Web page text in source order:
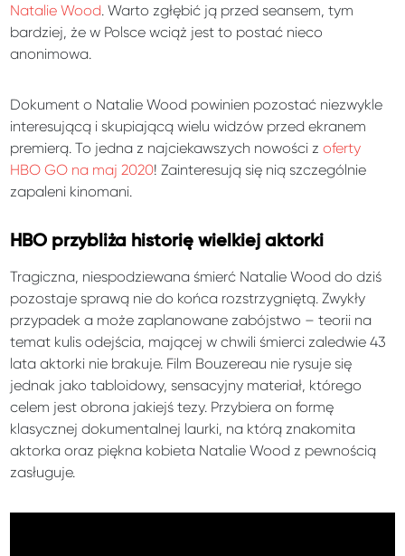
Natalie Wood. Warto zgłębić ją przed seansem, tym
bardziej, że w Polsce wciąż jest to postać nieco
anonimowa.
Dokument o Natalie Wood powinien pozostać niezwykle
interesującą i skupiającą wielu widzów przed ekranem
premierą. To jedna z najciekawszych nowości zoferty
HBO GO na maj 2020! Zainteresują się nią szczególnie
zapaleni kinomani.
HBO przybliża historię wielkiej aktorki
Tragiczna, niespodziewana śmierć Natalie Wood do dziś
pozostaje sprawą nie do końca rozstrzygniętą. Zwykły
przypadek a może zaplanowane zabójstwo – teorii na
temat kulis odejścia, mającej w chwili śmierci zaledwie 43
lata aktorki nie brakuje. Film Bouzereau nie rysuje się
jednak jako tabloidowy, sensacyjny materiał, którego
celem jest obrona jakiejś tezy. Przybiera on formę
klasycznej dokumentalnej laurki, na którą znakomita
aktorka oraz piękna kobieta Natalie Wood z pewnością
zasługuje.